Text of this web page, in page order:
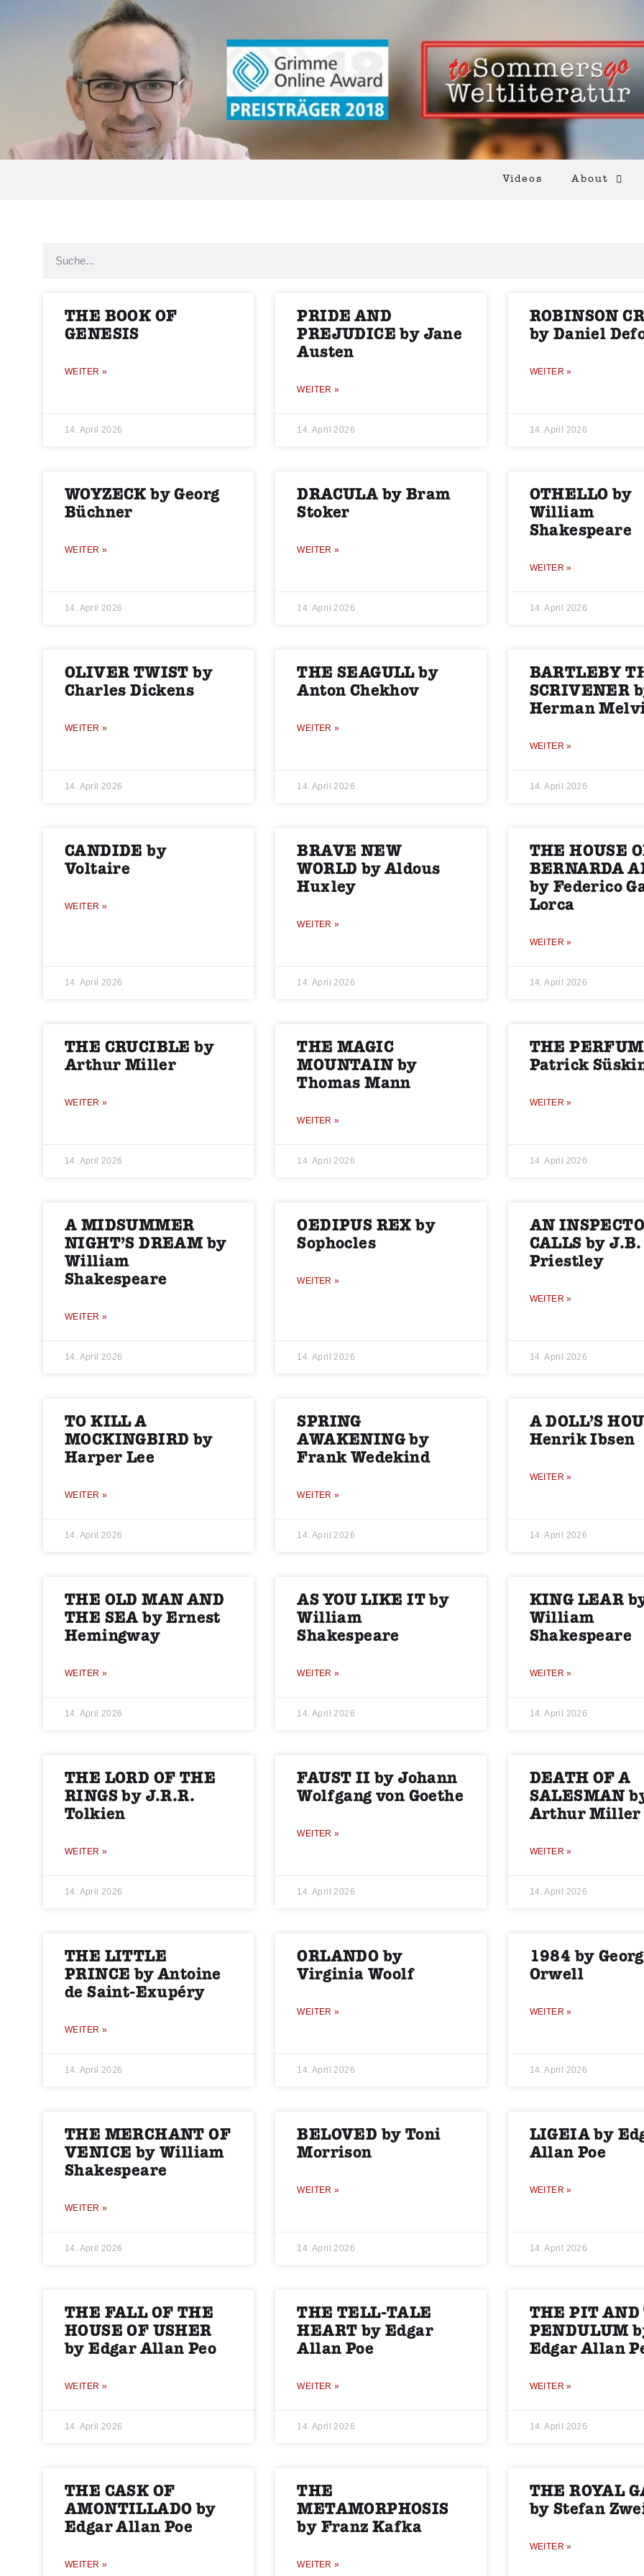
Videos About
THE BOOK OF
GENESIS
WEITER »
14. April 2026
PRIDE AND
PREJUDICE by Jane
Austen
WEITER »
14. April 2026
ROBINSON
by Daniel
WEITER »
14. April 2026
WOYZECK by Georg
Büchner
WEITER »
14. April 2026
DRACULA by Bram
Stoker
WEITER »
14. April 2026
OTHELLO by
William
Shakespeare
WEITER »
14. April 2026
OLIVER TWIST by
Charles Dickens
WEITER »
14. April 2026
THE SEAGULL by
Anton Chekhov
WEITER »
14. April 2026
BARTLEBY
SCRIVENER
Herman
WEITER »
14. April 2026
CANDIDE by
Voltaire
WEITER »
14. April 2026
BRAVE NEW
WORLD by Aldous
Huxley
WEITER »
14. April 2026
THE HOUSE
BERNARDA
by Federico
Lorca
WEITER »
14. April 2026
THE CRUCIBLE by
Arthur Miller
WEITER »
14. April 2026
THE MAGIC
MOUNTAIN by
Thomas Mann
WEITER »
14. April 2026
THE
Patrick
WEITER »
14. April 2026
A MIDSUMMER
NIGHT’S DREAM by
William
Shakespeare
WEITER »
14. April 2026
OEDIPUS REX by
Sophocles
WEITER »
14. April 2026
AN
CALLS by J.B.
Priestley
WEITER »
14. April 2026
TO KILL A
MOCKINGBIRD by
Harper Lee
WEITER »
14. April 2026
SPRING
AWAKENING by
Frank Wedekind
WEITER »
14. April 2026
A DOLL’S
Henrik Ibsen
WEITER »
14. April 2026
THE OLD MAN AND
THE SEA by Ernest
Hemingway
WEITER »
14. April 2026
AS YOU LIKE IT by
William
Shakespeare
WEITER »
14. April 2026
KING LEAR
William
Shakespeare
WEITER »
14. April 2026
THE LORD OF THE
RINGS by J.R.R.
Tolkien
WEITER »
14. April 2026
FAUST II by Johann
Wolfgang von Goethe
WEITER »
14. April 2026
DEATH OF A
SALESMAN
Arthur Miller
WEITER »
14. April 2026
THE LITTLE
PRINCE by Antoine
de Saint-Exupéry
WEITER »
14. April 2026
ORLANDO by
Virginia Woolf
WEITER »
14. April 2026
1984 by
Orwell
WEITER »
14. April 2026
THE MERCHANT OF
VENICE by William
Shakespeare
WEITER »
14. April 2026
BELOVED by Toni
Morrison
WEITER »
14. April 2026
LIGEIA by
Allan Poe
WEITER »
14. April 2026
THE FALL OF THE
HOUSE OF USHER
by Edgar Allan Peo
WEITER »
14. April 2026
THE TELL-TALE
HEART by Edgar
Allan Poe
WEITER »
14. April 2026
THE PIT AND
PENDULUM
Edgar Allan
WEITER »
14. April 2026
THE CASK OF
AMONTILLADO by
Edgar Allan Poe
WEITER »
THE
METAMORPHOSIS
by Franz Kafka
WEITER »
THE ROYAL
by Stefan
WEITER »